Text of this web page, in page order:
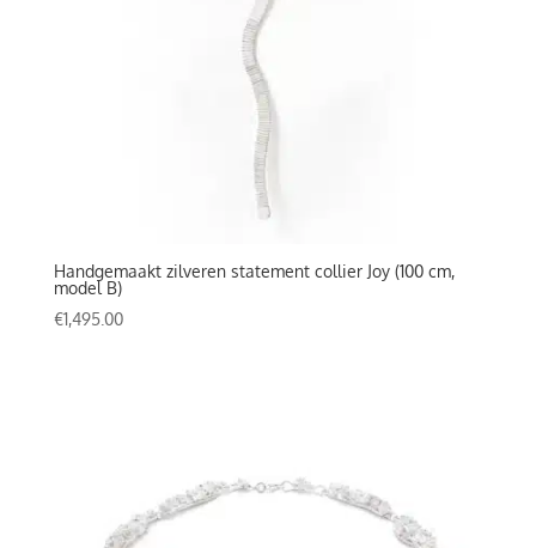
Handgemaakt zilveren statement collier Joy (100 cm,
model B)
€1,495.00